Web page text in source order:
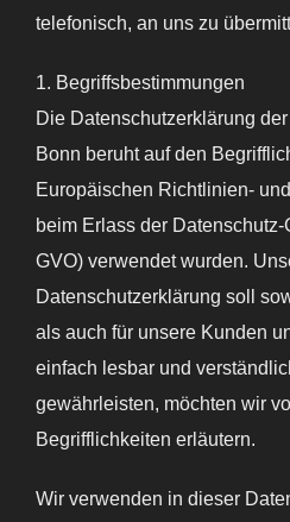
telefonisch, an uns zu
1. Begriffsbestimmungen
Die Datenschutzerklärung
Bonn beruht auf den
Europäischen Richtlinien-
beim Erlass der
GVO) verwendet wurden.
Datenschutzerklärung soll
als auch für unsere Kunden
einfach lesbar und
gewährleisten, möchten wir
Begrifflichkeiten erläutern.
Wir verwenden in dieser